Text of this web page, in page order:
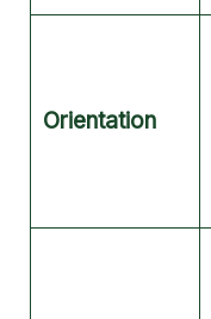
Orientation